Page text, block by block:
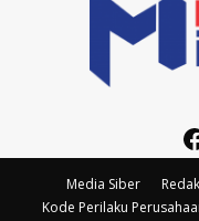
Media Siber
Kode Perilaku